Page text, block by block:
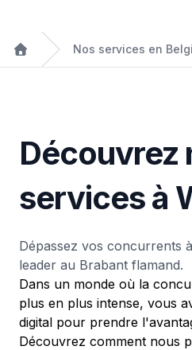
Nos services en
Découvrez
services à
Dépassez vos concurrents
leader au Brabant flamand.
Dans un monde où la
plus en plus intense, vous
digital pour prendre
Découvrez comment nous